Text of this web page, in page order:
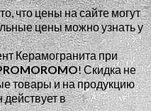
что цены на сайте могут
цены можно узнать у
Керамогранита при
!Скидка не
товары и на продукцию
в